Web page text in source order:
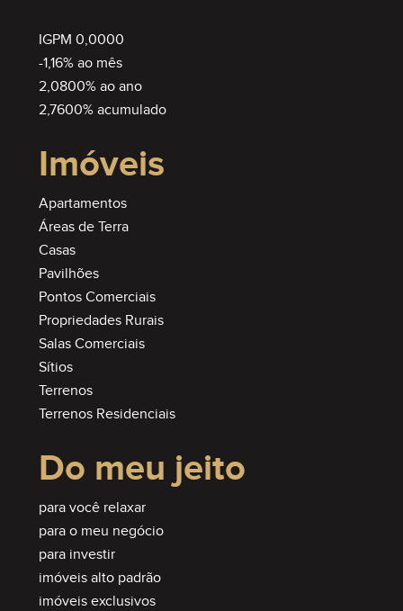
IGPM 0,0000
-1,16% ao mês
2,0800% ao ano
2,7600% acumulado
Imóveis
Apartamentos
Áreas de Terra
Casas
Pavilhões
Pontos Comerciais
Propriedades Rurais
Salas Comerciais
Sítios
Terrenos
Terrenos Residenciais
Do meu jeito
para você relaxar
para o meu negócio
para investir
imóveis alto padrão
imóveis exclusivos